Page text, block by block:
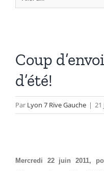
Coup
d’été!
Par Lyon 7 Rive Gauche | 21
Mercredi 22 juin 2011,